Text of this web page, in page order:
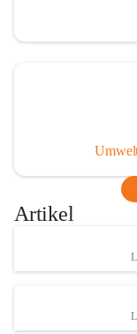
Artikel